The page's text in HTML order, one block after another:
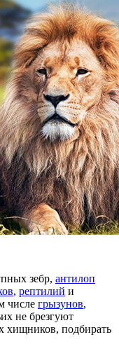
зебр, антилоп
, рептилий и
числе грызунов,
не брезгуют
хищников, подбирать